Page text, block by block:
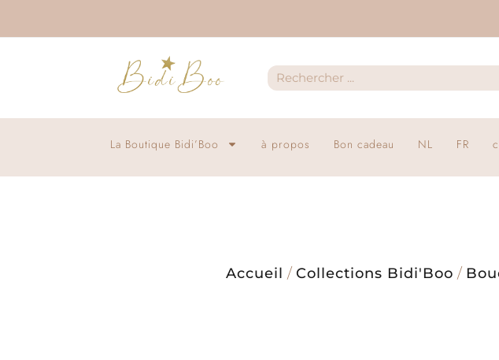
La Boutique Bidi’Boo à propos Bon cadeau NL FR
Accueil / Collections Bidi'Boo /